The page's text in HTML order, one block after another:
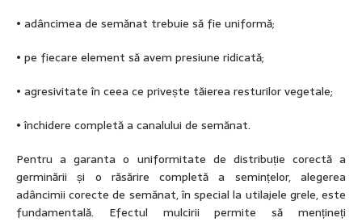
• adâncimea de semănat trebuie să fie uniformă;
• pe fiecare element să avem presiune ridicată;
• agresivitate în ceea ce privește tăierea resturilor vegetale;
• închidere completă a canalului de semănat.
Pentru a garanta o uniformitate de distribuție corectă a
germinării și o răsărire completă a semințelor, alegerea
adâncimii corecte de semănat, în special la utilajele grele, este
fundamentală. Efectul mulcirii permite să mențineți